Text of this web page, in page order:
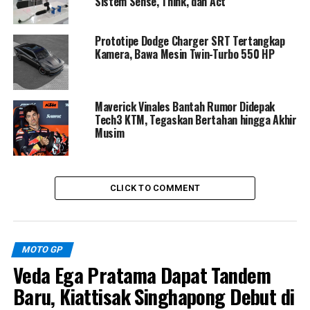
akan kembali mengandalkan Lorenzo Savadori sebagai
pengganti. Keputusan soal jadwal kepulangan Martin ke
lintasan akan terus dievaluasi dari minggu ke minggu,
dengan mempertimbangkan kesehatan jangka
panjangnya sebagai pembalap utama Aprilia.
RELATED TOPICS: MEDIA OTOMOTIF INDONESIA
MOTO GP
Prototipe Dodge Charger SRT Tertangkap
Kamera, Bawa Mesin Twin-Turbo 550 HP
Maverick Vinales Bantah Rumor Didepak
Tech3 KTM, Tegaskan Bertahan hingga Akhir
Musim
CLICK TO COMMENT
MOTO GP
Veda Ega Pratama Dapat Tandem
Baru, Kiattisak Singhapong Debut di